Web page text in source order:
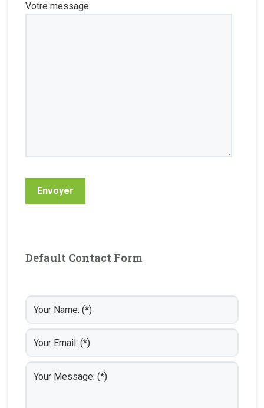
Votre message
Default Contact Form